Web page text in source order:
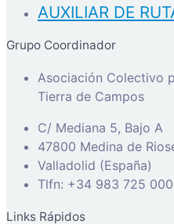
AUXILIAR DE
Grupo Coordinador
Asociación Colectivo
Tierra de Campos
C/ Mediana 5, Bajo A
47800 Medina de
Valladolid (España)
Tlfn: +34 983 725 000
Links Rápidos